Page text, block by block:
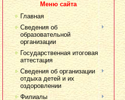
Меню сайта
Главная
Сведения об
образовательной
организации
Государственная итоговая
аттестация
Сведения об организации
отдыха детей и их
оздоровлении
Филиалы